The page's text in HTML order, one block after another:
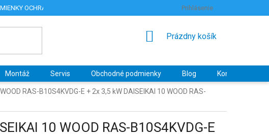
OCHRANY OSOBNÝCH ÚDAJOV HODNOTENIE OBCHODU
Prihlásenie
NÁKUPNÝ
Prázdny košík
Montáž Servis Obchodné podmienky Blog Kontakty
RAS-B10S4KVDG-E + 2x 3,5 kW DAISEIKAI 10 WOOD RAS-
10 WOOD RAS-B10S4KVDG-E